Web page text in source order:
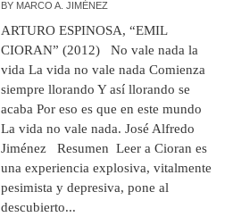
BY MARCO A. JIMÉNEZ
ARTURO ESPINOSA, “EMIL
CIORAN” (2012) No vale nada la
vida La vida no vale nada Comienza
siempre llorando Y así llorando se
acaba Por eso es que en este mundo
La vida no vale nada. José Alfredo
Jiménez Resumen Leer a Cioran es
una experiencia explosiva, vitalmente
pesimista y depresiva, pone al
descubierto...